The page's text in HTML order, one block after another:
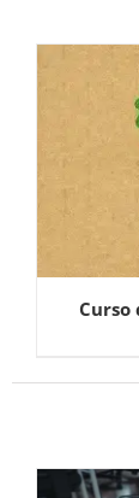
Curso